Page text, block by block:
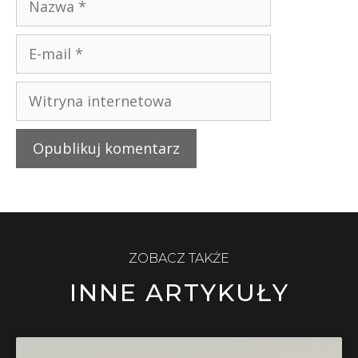
ZOBACZ TAKŻE
INNE ARTYKUŁY